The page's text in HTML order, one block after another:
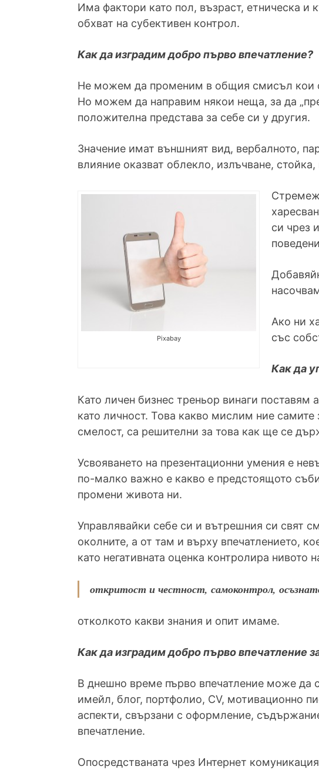
Има фактори като пол, възраст, етническа
обхват на субективен контрол.
Как да изградим добро първо впечатление?
Не можем да променим в общия смисъл кои
Но можем да направим някои неща, за да
положителна представа за себе си у другия.
Значение имат външният вид, вербалното,
влияние оказват облекло, излъчване,
Pixabay
си чрез
Ако ни
със
Как да
Като личен бизнес треньор винаги поставям
като личност. Това какво мислим ние
смелост, са решителни за това как ще се
Усвояването на презентационни умения е
по-малко важно е какво е предстоящото
промени живота ни.
Управлявайки себе си и вътрешния си свят
околните, а от там и върху впечатлението,
като негативната оценка контролира нивото
откритост и честност, самоконтрол,
отколкото какви знания и опит имаме.
Как да изградим добро първо впечатление
В днешно време първо впечатление може да
имейл, блог, портфолио, CV, мотивационно
аспекти, свързани с оформление,
впечатление.
Опосредстваната чрез Интернет